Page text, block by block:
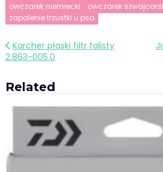
owczarek niemiecki
owczarek
zapalenie trzustki u psa
Nawigacja
wpisu
Karcher płaski filtr falisty
2.863-005.0
Related